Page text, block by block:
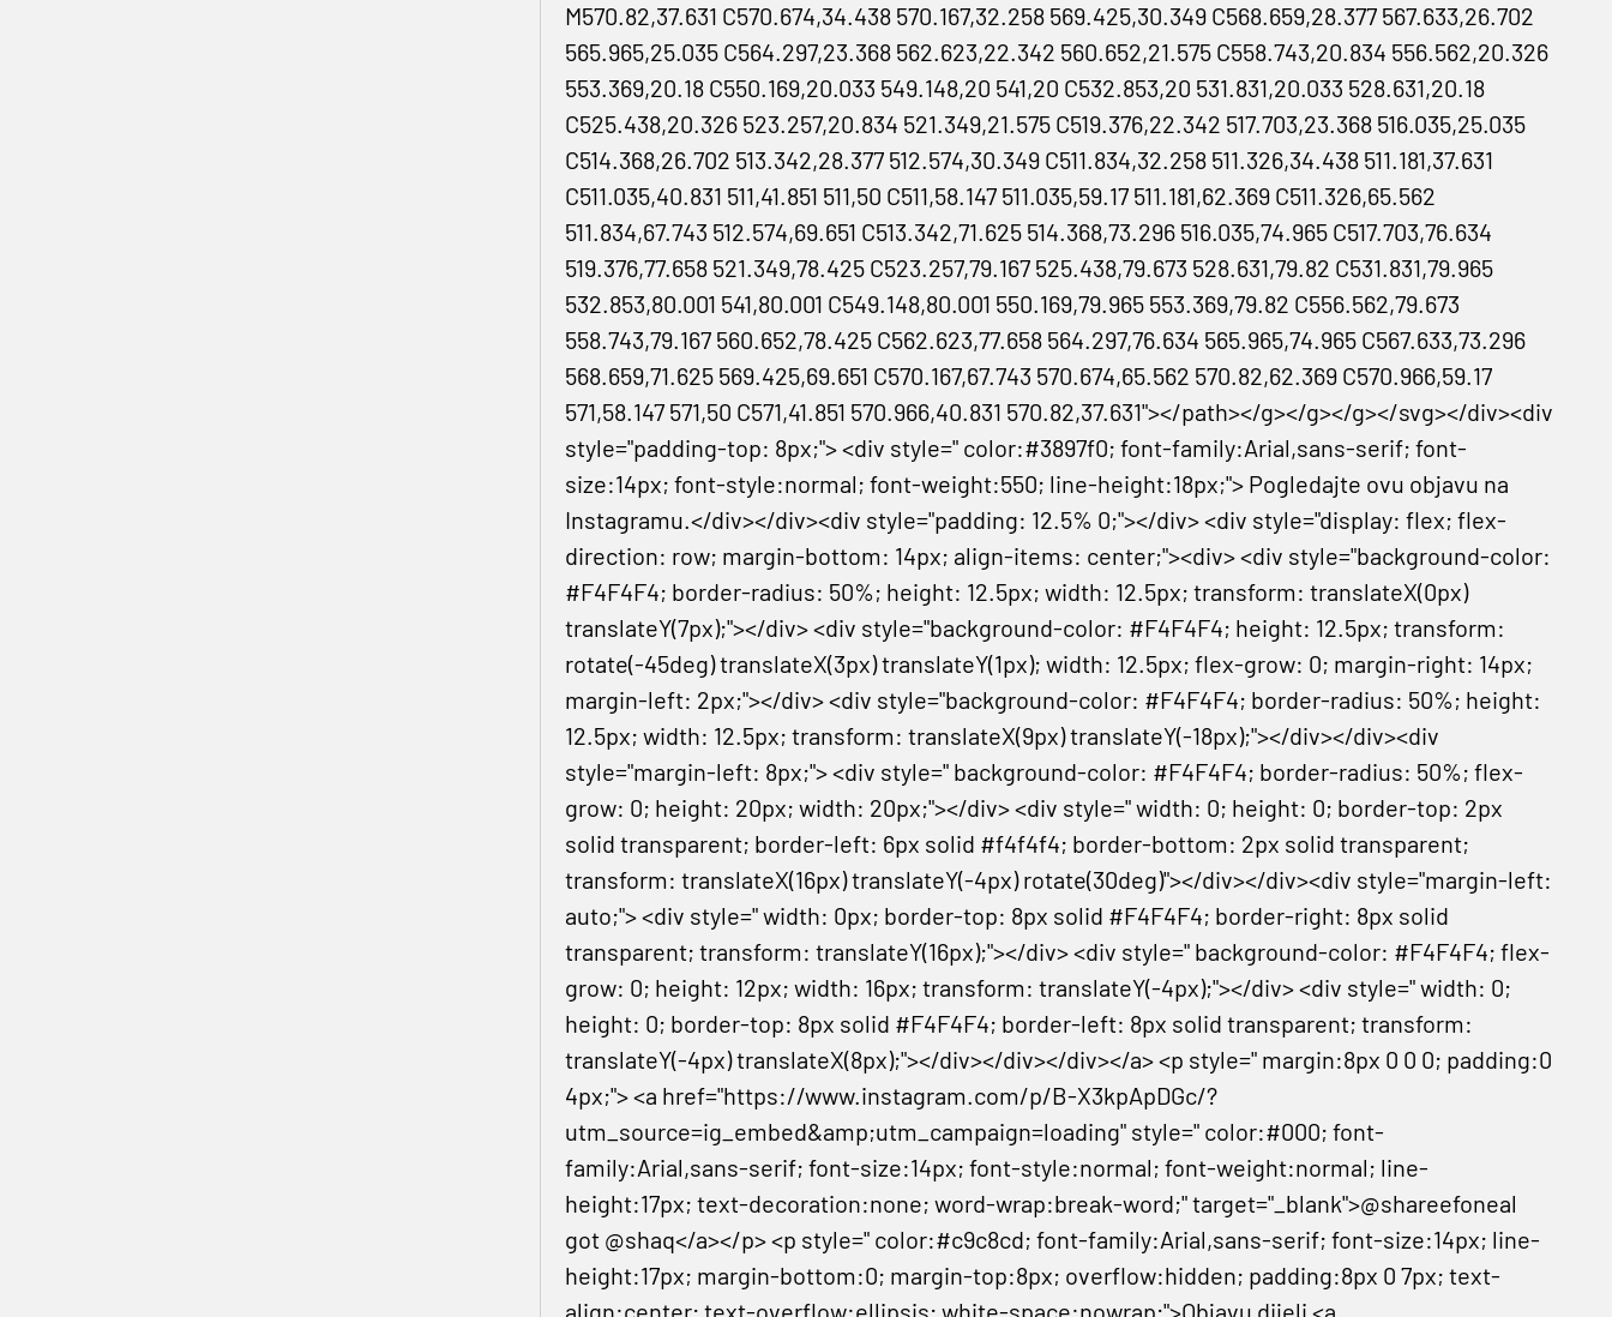
M570.82,37.631 C570.674,34.438 570.167,32.258 569.425,30.349 C568.659,28.377 567.633,26.702
565.965,25.035 C564.297,23.368 562.623,22.342 560.652,21.575 C558.743,20.834 556.562,20.326
553.369,20.18 C550.169,20.033 549.148,20 541,20 C532.853,20 531.831,20.033 528.631,20.18
C525.438,20.326 523.257,20.834 521.349,21.575 C519.376,22.342 517.703,23.368 516.035,25.035
C514.368,26.702 513.342,28.377 512.574,30.349 C511.834,32.258 511.326,34.438 511.181,37.631
C511.035,40.831 511,41.851 511,50 C511,58.147 511.035,59.17 511.181,62.369 C511.326,65.562
511.834,67.743 512.574,69.651 C513.342,71.625 514.368,73.296 516.035,74.965 C517.703,76.634
519.376,77.658 521.349,78.425 C523.257,79.167 525.438,79.673 528.631,79.82 C531.831,79.965
532.853,80.001 541,80.001 C549.148,80.001 550.169,79.965 553.369,79.82 C556.562,79.673
558.743,79.167 560.652,78.425 C562.623,77.658 564.297,76.634 565.965,74.965 C567.633,73.296
568.659,71.625 569.425,69.651 C570.167,67.743 570.674,65.562 570.82,62.369 C570.966,59.17
571,58.147 571,50 C571,41.851 570.966,40.831 570.82,37.631"></path></g></g></g></svg></div><div
style="padding-top: 8px;"> <div style=" color:#3897f0; font-family:Arial,sans-serif; font-
size:14px; font-style:normal; font-weight:550; line-height:18px;"> Pogledajte ovu objavu na
Instagramu.</div></div><div style="padding: 12.5% 0;"></div> <div style="display: flex; flex-
direction: row; margin-bottom: 14px; align-items: center;"><div> <div style="background-color:
#F4F4F4; border-radius: 50%; height: 12.5px; width: 12.5px; transform: translateX(0px)
translateY(7px);"></div> <div style="background-color: #F4F4F4; height: 12.5px; transform:
rotate(-45deg) translateX(3px) translateY(1px); width: 12.5px; flex-grow: 0; margin-right: 14px;
margin-left: 2px;"></div> <div style="background-color: #F4F4F4; border-radius: 50%; height:
12.5px; width: 12.5px; transform: translateX(9px) translateY(-18px);"></div></div><div
style="margin-left: 8px;"> <div style=" background-color: #F4F4F4; border-radius: 50%; flex-
grow: 0; height: 20px; width: 20px;"></div> <div style=" width: 0; height: 0; border-top: 2px
solid transparent; border-left: 6px solid #f4f4f4; border-bottom: 2px solid transparent;
transform: translateX(16px) translateY(-4px) rotate(30deg)"></div></div><div style="margin-left:
auto;"> <div style=" width: 0px; border-top: 8px solid #F4F4F4; border-right: 8px solid
transparent; transform: translateY(16px);"></div> <div style=" background-color: #F4F4F4; flex-
grow: 0; height: 12px; width: 16px; transform: translateY(-4px);"></div> <div style=" width: 0;
height: 0; border-top: 8px solid #F4F4F4; border-left: 8px solid transparent; transform:
translateY(-4px) translateX(8px);"></div></div></div></a> <p style=" margin:8px 0 0 0; padding:0
4px;"> <a href="https://www.instagram.com/p/B-X3kpApDGc/?
utm_source=ig_embed&amp;utm_campaign=loading" style=" color:#000; font-
family:Arial,sans-serif; font-size:14px; font-style:normal; font-weight:normal; line-
height:17px; text-decoration:none; word-wrap:break-word;" target="_blank">@shareefoneal
got @shaq</a></p> <p style=" color:#c9c8cd; font-family:Arial,sans-serif; font-size:14px; line-
height:17px; margin-bottom:0; margin-top:8px; overflow:hidden; padding:8px 0 7px; text-